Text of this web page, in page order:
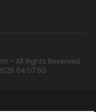
- All Rights Reserved.
04:07:50